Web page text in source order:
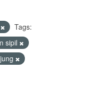
Tags:
sipil